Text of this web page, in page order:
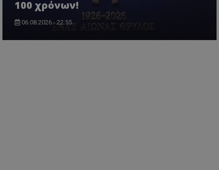
100 χρόνων!
06.08.2026 - 22:55